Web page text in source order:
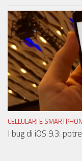
CELLULARI E
I bug di iOS 9.3: